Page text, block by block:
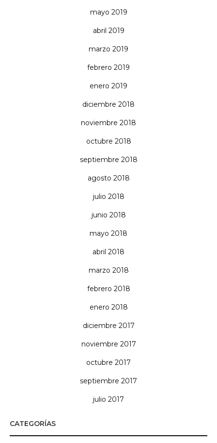
mayo 2019
abril 2019
marzo 2019
febrero 2019
enero 2019
diciembre 2018
noviembre 2018
octubre 2018
septiembre 2018
agosto 2018
julio 2018
junio 2018
mayo 2018
abril 2018
marzo 2018
febrero 2018
enero 2018
diciembre 2017
noviembre 2017
octubre 2017
septiembre 2017
julio 2017
CATEGORÍAS